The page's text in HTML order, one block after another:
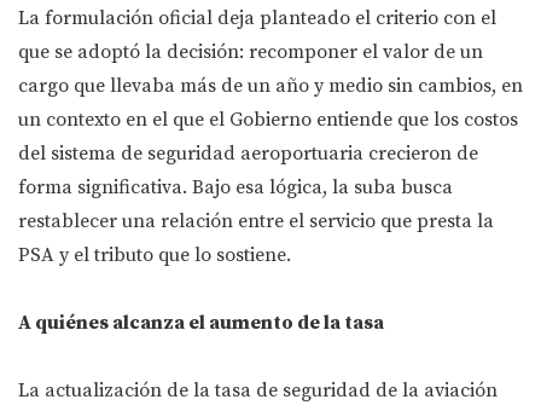
La formulación oficial deja planteado el criterio con el
que se adoptó la decisión: recomponer el valor de un
cargo que llevaba más de un año y medio sin cambios, en
un contexto en el que el Gobierno entiende que los costos
del sistema de seguridad aeroportuaria crecieron de
forma significativa. Bajo esa lógica, la suba busca
restablecer una relación entre el servicio que presta la
PSA y el tributo que lo sostiene.
A quiénes alcanza el aumento de la tasa
La actualización de la tasa de seguridad de la aviación